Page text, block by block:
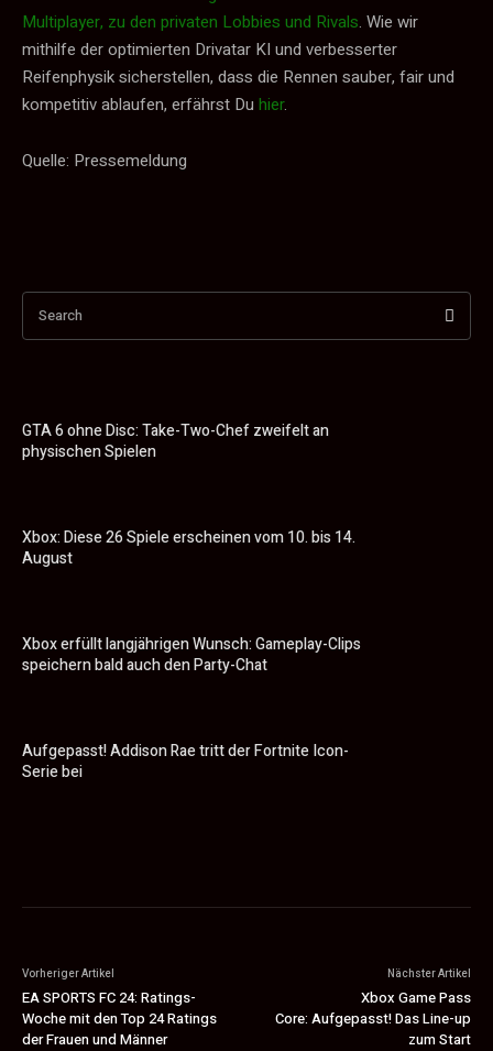
Multiplayer, zu den privaten Lobbies und Rivals. Wie wir
mithilfe der optimierten Drivatar KI und verbesserter
Reifenphysik sicherstellen, dass die Rennen sauber, fair und
kompetitiv ablaufen, erfährst Du hier.
Quelle: Pressemeldung
Search
GTA 6 ohne Disc: Take-Two-Chef zweifelt an
physischen Spielen
Xbox: Diese 26 Spiele erscheinen vom 10. bis 14.
August
Xbox erfüllt langjährigen Wunsch: Gameplay-Clips
speichern bald auch den Party-Chat
Aufgepasst! Addison Rae tritt der Fortnite Icon-
Serie bei
Vorheriger Artikel
EA SPORTS FC 24: Ratings-
Woche mit den Top 24 Ratings
der Frauen und Männer
Nächster Artikel
Xbox Game Pass
Core: Aufgepasst! Das Line-up
zum Start